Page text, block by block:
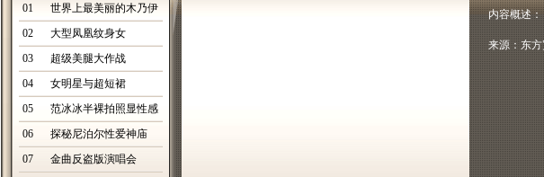
01
世界上最美丽的木乃伊
02
大型凤凰纹身女
03
超级美腿大作战
04
女明星与超短裙
05
范冰冰半裸拍照显性感
06
探秘尼泊尔性爱神庙
07
金曲反盗版演唱会
内容概述：
来源：东方